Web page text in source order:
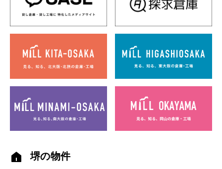
堺の物件